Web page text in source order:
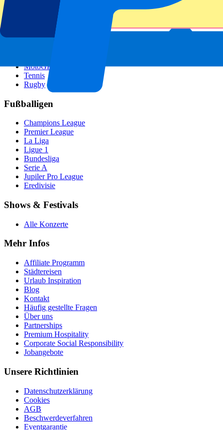
GP Singapur
MotoGP
Tennis
Rugby
Fußballigen
Champions League
Premier League
La Liga
Ligue 1
Bundesliga
Serie A
Jupiler Pro League
Eredivisie
Shows & Festivals
Alle Konzerte
Mehr Infos
Affiliate Programm
Städtereisen
Urlaub Inspiration
Blog
Kontakt
Häufig gestellte Fragen
Über uns
Partnerships
Premium Hospitality
Corporate Social Responsibility
Jobangebote
Unsere Richtlinien
Datenschutzerklärung
Cookies
AGB
Beschwerdeverfahren
Eventgarantie